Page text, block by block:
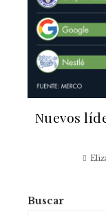
Nuevos
Buscar